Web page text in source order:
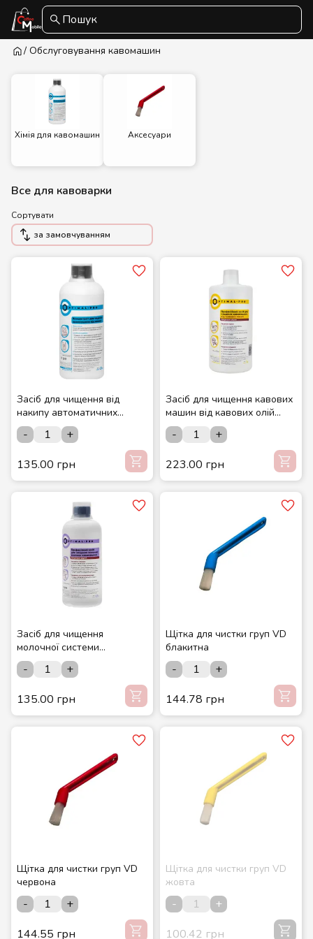
Пошук
/ Обслуговування кавомашин
Хімія для кавомашин Аксесуари
Все для кавоварки
Сортувати
за замовчуванням
Засіб для чищення від
накипу автоматичних
машин(концентрат) 0,5 л
Optimal з мірною кришкою
-
+
135.00 грн
Засіб для чищення кавових
машин від кавових олій
(концентрат) 1л Optimal з
мірною кришкою
-
+
223.00 грн
Засіб для чищення
молочної системи
кавомашин(концентрат) 0,5
л Optimal з мірною
-
+
135.00 грн
Щітка для чистки груп VD
блакитна
-
+
144.78 грн
Щітка для чистки груп VD
червона
-
+
144.55 грн
Щітка для чистки груп VD
жовта
-
+
100.42 грн